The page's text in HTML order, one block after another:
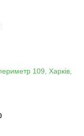
109, Харків,